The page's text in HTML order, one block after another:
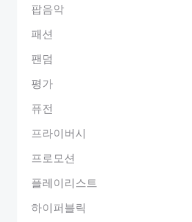
팝음악
패션
팬덤
평가
퓨전
프라이버시
프로모션
플레이리스트
하이퍼블릭